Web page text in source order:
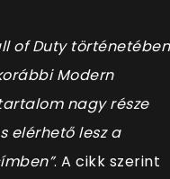
of Duty történetében
Modern
nagy része
elérhető lesz a
. A cikk szerint